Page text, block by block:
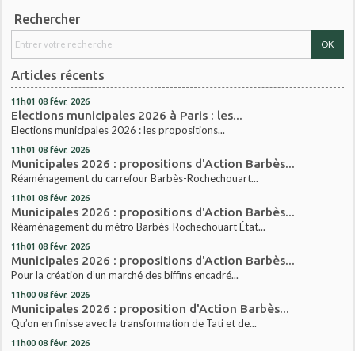
Rechercher
Articles récents
11h01 08 févr. 2026
Elections municipales 2026 à Paris : les...
Elections municipales 2026 : les propositions...
11h01 08 févr. 2026
Municipales 2026 : propositions d'Action Barbès...
Réaménagement du carrefour Barbès-Rochechouart...
11h01 08 févr. 2026
Municipales 2026 : propositions d'Action Barbès...
Réaménagement du métro Barbès-Rochechouart État...
11h01 08 févr. 2026
Municipales 2026 : propositions d'Action Barbès...
Pour la création d’un marché des biffins encadré...
11h00 08 févr. 2026
Municipales 2026 : proposition d'Action Barbès...
Qu’on en finisse avec la transformation de Tati et de...
11h00 08 févr. 2026